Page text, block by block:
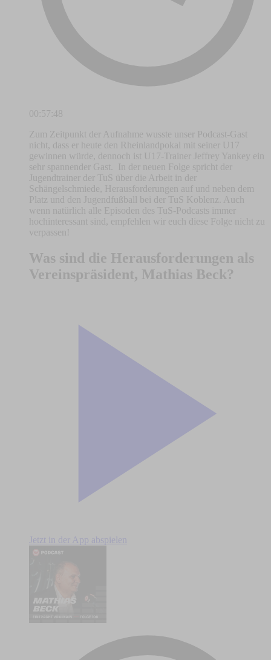
00:57:48
Zum Zeitpunkt der Aufnahme wusste unser Podcast-Gast
nicht, dass er heute den Rheinlandpokal mit seiner U17
gewinnen würde, dennoch ist U17-Trainer Jeffrey Yankey ein
sehr spannender Gast. In der neuen Folge spricht der
Jugendtrainer der TuS über die Arbeit in der
Schängelschmiede, Herausforderungen auf und neben dem
Platz und den Jugendfußball bei der TuS Koblenz. Auch
wenn natürlich alle Episoden des TuS-Podcasts immer
hochinteressant sind, empfehlen wir euch diese Folge nicht zu
verpassen!
Was sind die Herausforderungen als
Vereinspräsident, Mathias Beck?
Jetzt in der App abspielen